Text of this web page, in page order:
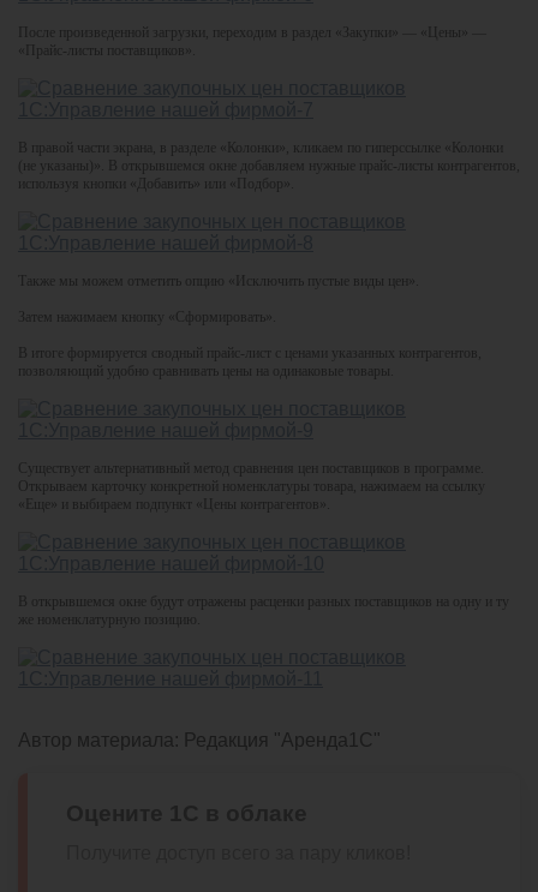
После произведенной загрузки, переходим в раздел «Закупки» — «Цены» —
«Прайс-листы поставщиков».
В правой части экрана, в разделе «Колонки», кликаем по гиперссылке «Колонки
(не указаны)». В открывшемся окне добавляем нужные прайс-листы контрагентов,
используя кнопки «Добавить» или «Подбор».
Также мы можем отметить опцию «Исключить пустые виды цен».
Затем нажимаем кнопку «Сформировать».
В итоге формируется сводный прайс-лист с ценами указанных контрагентов,
позволяющий удобно сравнивать цены на одинаковые товары.
Существует альтернативный метод сравнения цен поставщиков в программе.
Открываем карточку конкретной номенклатуры товара, нажимаем на ссылку
«Еще» и выбираем подпункт «Цены контрагентов».
В открывшемся окне будут отражены расценки разных поставщиков на одну и ту
же номенклатурную позицию.
Автор материала: Редакция "Аренда1С"